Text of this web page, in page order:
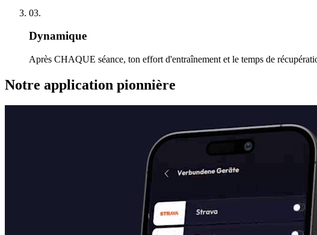
03.
Dynamique
Après CHAQUE séance, ton effort d'entraînement et le temps de
Notre application pionnière